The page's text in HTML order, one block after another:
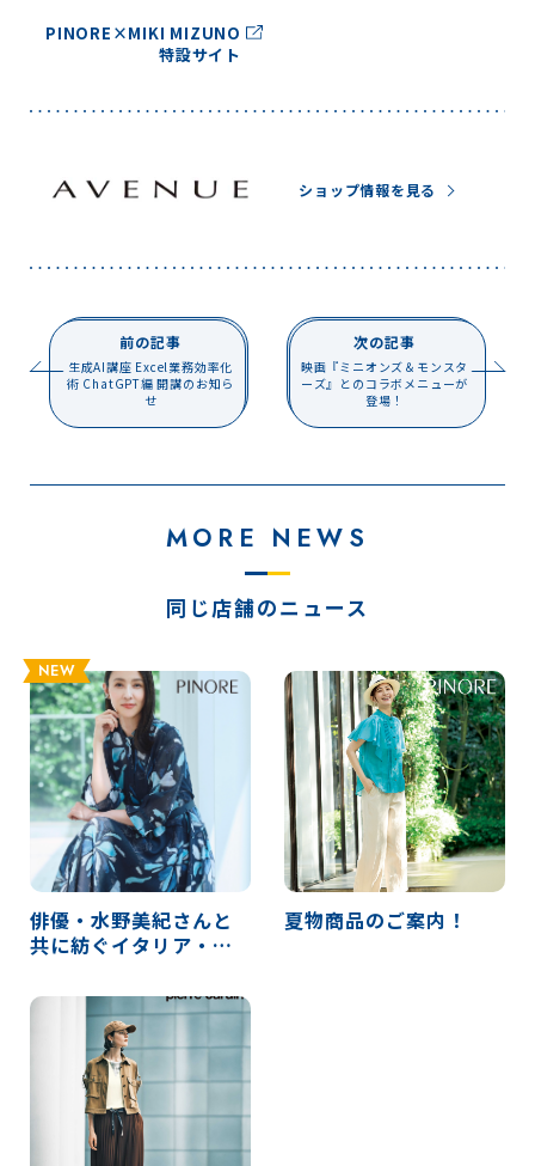
PINORE×MIKI MIZUNO
特設サイト
ショップ情報を見る
前の記事
生成AI講座 Excel業務効率化
術 ChatGPT編 開講のお知ら
せ
次の記事
映画『ミニオンズ＆モンスタ
ーズ』とのコラボメニューが
登場！
MORE NEWS
同じ店舗のニュース
NEW
俳優・水野美紀さんと
共に紡ぐイタリア・ア
夏物商品のご案内！